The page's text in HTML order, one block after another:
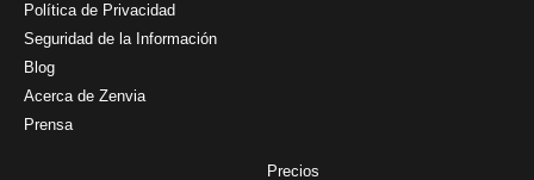
Política de Privacidad
Seguridad de la Información
Blog
Acerca de Zenvia
Prensa
Precios